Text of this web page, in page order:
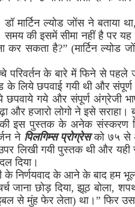
मार्टिन ल्योड जोंस ने बताया
की इसमें सीमा नहीं है पर यह
सकता है?” (मार्टिन ल्योड
के बारे में फिने से पहले
के लिये छपवाई गयी थी और
गये और संपूर्ण अंग्रेजी
और हजारो लोगो ने इसे सराहा।
की इस पुस्तक के अनेक
ने पिलगिम्स प्रोग्रेसको ७५ से
लिखी गयी पुस्तक थी और
दिया।
के निर्णयवाद के आने के बाद हम
जाना छोड़ दिया, झूठ बोला,
से मुंह फेर लेता) था।” फिर